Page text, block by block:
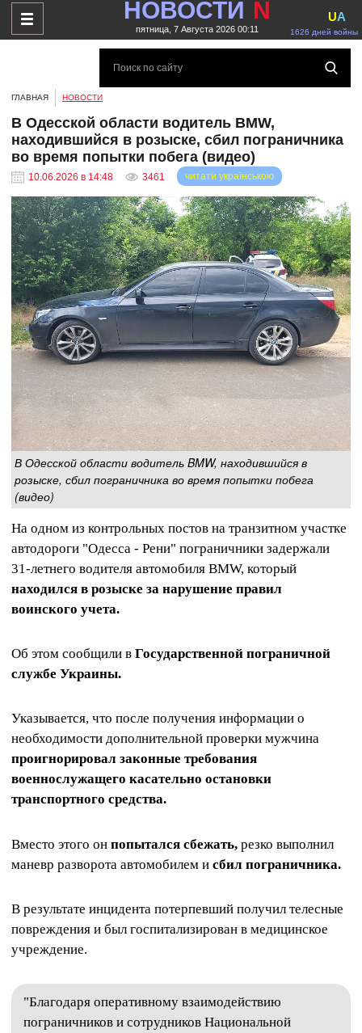
НОВОСТИ N
пятница, 7 Августа 2026 00:11 1626 дней войны
UA
ГЛАВНАЯ НОВОСТИ
В Одесской области водитель BMW,
находившийся в розыске, сбил пограничника
во время попытки побега (видео)
10.06.2026 в 14:48 3461 читати українською
В Одесской области водитель BMW, находившийся в
розыске, сбил пограничника во время попытки побега
(видео)
На одном из контрольных постов на транзитном участке
автодороги "Одесса - Рени" пограничники задержали
31-летнего водителя автомобиля BMW, который
находился в розыске за нарушение правил
воинского учета.
Об этом сообщили в Государственной пограничной
службе Украины.
Указывается, что после получения информации о
необходимости дополнительной проверки мужчина
проигнорировал законные требования
военнослужащего касательно остановки
транспортного средства.
Вместо этого он попытался сбежать, резко выполнил
маневр разворота автомобилем и сбил пограничника.
В результате инцидента потерпевший получил телесные
повреждения и был госпитализирован в медицинское
учреждение.
"Благодаря оперативному взаимодействию
пограничников и сотрудников Национальной